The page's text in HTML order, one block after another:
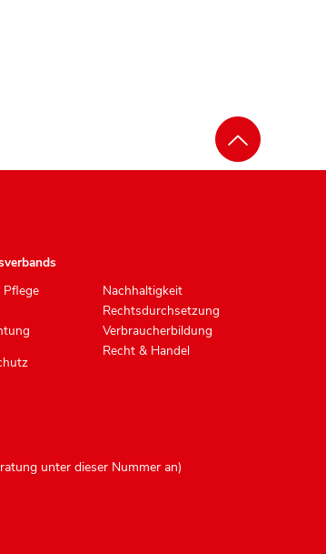
Nachhaltigkeit
Rechtsdurchsetzung
Verbraucherbildung
Recht & Handel
unter dieser Nummer an)